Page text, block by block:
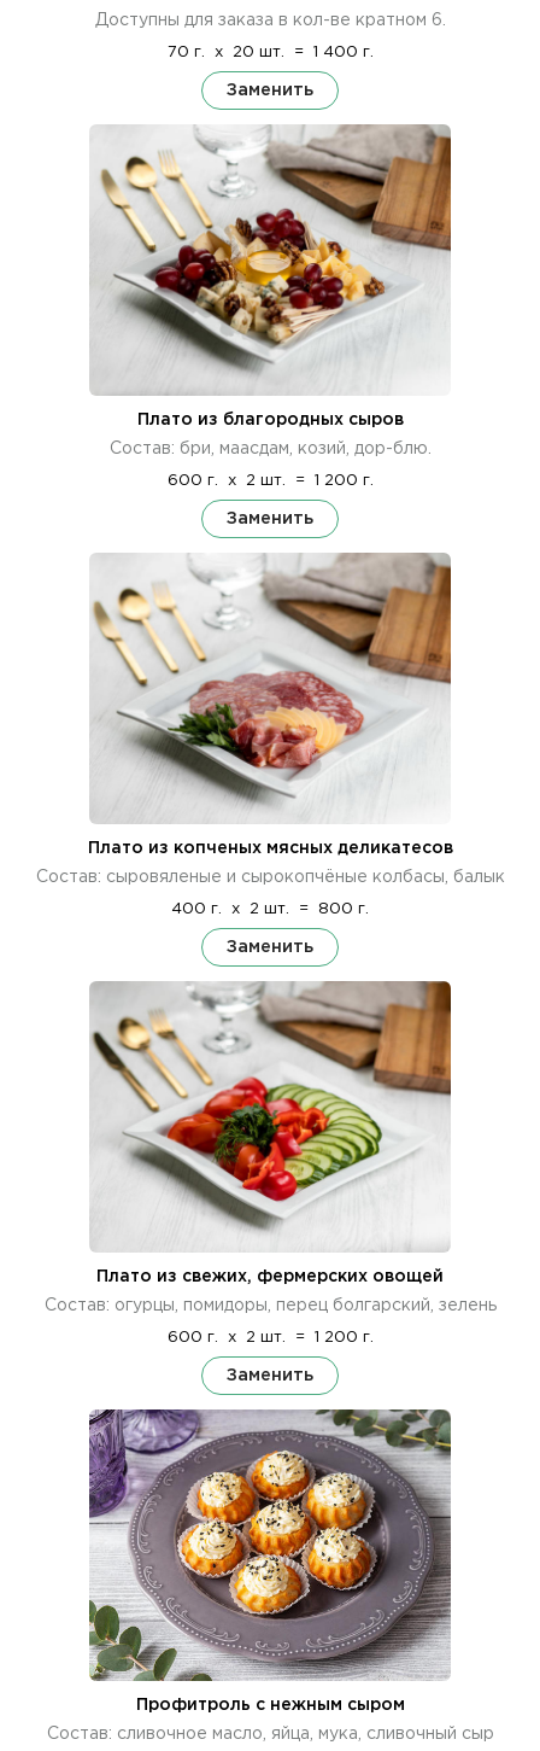
Доступны для заказа в кол-ве кратном 6.
70 г. x 20 шт. = 1 400 г.
Заменить
Плато из благородных сыров
Состав: бри, маасдам, козий, дор-блю.
600 г. x 2 шт. = 1 200 г.
Заменить
Плато из копченых мясных деликатесов
Состав: сыровяленые и сырокопчёные колбасы, балык
400 г. x 2 шт. = 800 г.
Заменить
Плато из свежих, фермерских овощей
Состав: огурцы, помидоры, перец болгарский, зелень
600 г. x 2 шт. = 1 200 г.
Заменить
Профитроль с нежным сыром
Состав: сливочное масло, яйца, мука, сливочный сыр